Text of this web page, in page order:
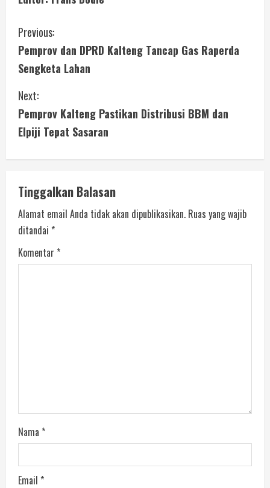
Previous:
Pemprov dan DPRD Kalteng Tancap Gas Raperda
Sengketa Lahan
Next:
Pemprov Kalteng Pastikan Distribusi BBM dan
Elpiji Tepat Sasaran
Tinggalkan Balasan
Alamat email Anda tidak akan dipublikasikan. Ruas yang wajib
ditandai *
Komentar *
Nama *
Email *